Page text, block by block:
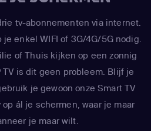
tv-abonnementen via internet.
enkel WIFI of 3G/4G/5G nodig.
of Thuis kijken op een zonnig
TV is dit geen probleem. Blijf je
je gewoon onze Smart TV
ál je schermen, waar je maar
je maar wilt.